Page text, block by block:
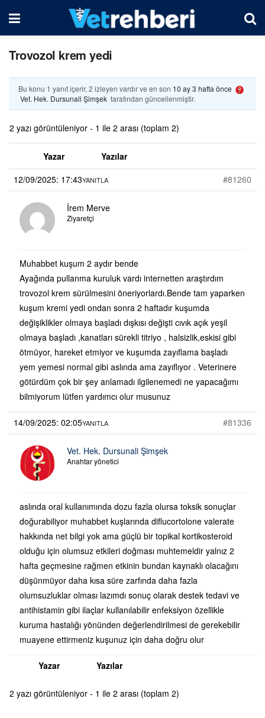
Trovozol krem yedi
Bu konu 1 yanıt içerir, 2 izleyen vardır ve en son 10 ay 3 hafta önce
Vet. Hek. Dursunali Şimşek tarafından güncellenmiştir.
2 yazı görüntüleniyor - 1 ile 2 arası (toplam 2)
Yazar
Yazılar
12/09/2025: 17:43
#81260
YANITLA
İrem Merve
Ziyaretçi
Muhabbet kuşum 2 aydır bende
Ayağında pullanma kuruluk vardı internetten araştırdım
trovozol krem sürülmesini öneriyorlardı.Bende tam yaparken
kuşum kremi yedi ondan sonra 2 haftadır kuşumda
değişiklikler olmaya başladı dışkısı değişti cıvık açık yeşil
olmaya başladı ,kanatları sürekli titriyo , halsizlik,eskisi gibi
ötmüyor, hareket etmiyor ve kuşumda zayıflama başladı
yem yemesi normal gibi aslında ama zayıflıyor . Veterinere
götürdüm çok bir şey anlamadı ilgilenemedi ne yapacağımı
bilmiyorum lütfen yardımcı olur musunuz
14/09/2025: 02:05 #81336
YANITLA
Vet. Hek. Dursunali Şimşek
Anahtar yönetici
aslında oral kullanımında dozu fazla olursa toksik sonuçlar
doğurabiliyor muhabbet kuşlarında diflucortolone valerate
hakkında net bilgi yok ama güçlü bir topikal kortikosteroid
olduğu için olumsuz etkileri doğması muhtemeldir yalnız 2
hafta geçmesine rağmen etkinin bundan kaynaklı olacağını
düşünmüyor daha kısa süre zarfında daha fazla
olumsuzluklar olması lazımdı sonuç olarak destek tedavi ve
antihistamin gibi ilaçlar kullanılabilir enfeksiyon özellikle
kuruma hastalığı yönünden değerlendirilmesi de gerekebilir
muayene ettirmeniz kuşunuz için daha doğru olur
Yazar Yazılar
2 yazı görüntüleniyor - 1 ile 2 arası (toplam 2)